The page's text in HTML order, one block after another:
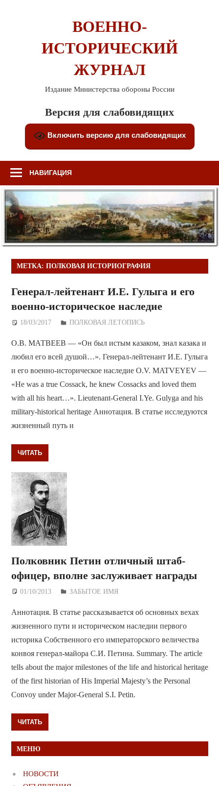
ВОЕННО-
ИСТОРИЧЕСКИЙ
ЖУРНАЛ
Издание Министерства обороны России
Версия для слабовидящих
Включить версию для слабовидящих
НАВИГАЦИЯ
МЕТКА: ПОЛКОВАЯ ИСТОРИОГРАФИЯ
Генерал-лейтенант И.Е. Гулыга и его
военно-историческое наследие
18/03/2017 Дежурный по Редакции
ПОЛКОВАЯ ЛЕТОПИСЬ
О.В. МАТВЕЕВ — «Он был истым казаком, знал казака и
любил его всей душой…». Генерал-лейтенант И.Е. Гулыга
и его военно-историческое наследие O.V. MATVEYEV —
«He was a true Cossack, he knew Cossacks and loved them
with all his heart…». Lieutenant-General I.Ye. Gulyga and his
military-historical heritage Аннотация. В статье исследуются
жизненный путь и
ЧИТАТЬ
Полковник Петин отличный штаб-
офицер, вполне заслуживает награды
01/10/2013 Дежурный по Редакции
ЗАБЫТОЕ ИМЯ
Аннотация. В статье рассказывается об основных вехах
жизненного пути и историческом наследии первого
историка Собственного его императорского величества
конвоя генерал-майора С.И. Петина. Summary. The article
tells about the major milestones of the life and historical heritage
of the first historian of His Imperial Majesty’s the Personal
Convoy under Major-General S.I. Petin.
ЧИТАТЬ
МЕНЮ
НОВОСТИ